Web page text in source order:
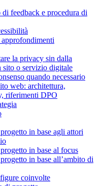
feedback e procedura di
la privacy sin dalla
sito o servizio digitale
quando necessario
web: architettura,
riferimenti DPO
in base agli attori
in base al focus
in base all’ambito di
coinvolte